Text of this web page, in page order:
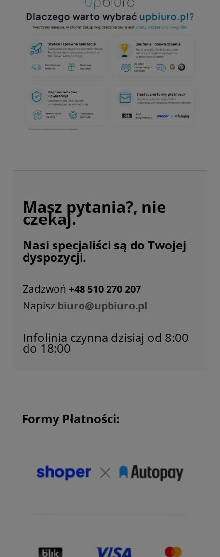
Masz pytania?, nie
czekaj.
Nasi specjaliści są do Twojej
dyspozycji.
Zadzwoń +48 510 270 207
Napisz biuro@upbiuro.pl
Infolinia czynna dzisiaj od 8:00
do 18:00
Formy Płatności: